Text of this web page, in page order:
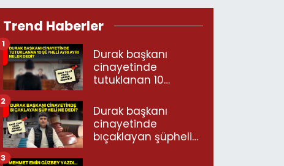
Trend Haberler
Durak başkanı
cinayetinde
tutuklanan 10
neler dedi?
1
Durak başkanı
cinayetinde
bıçaklayan şüpheli
2
3